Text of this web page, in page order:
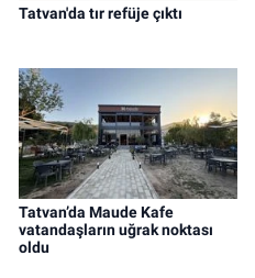
Tatvan'da tır refüje çıktı
Tatvan’da Maude Kafe
vatandaşların uğrak noktası
oldu